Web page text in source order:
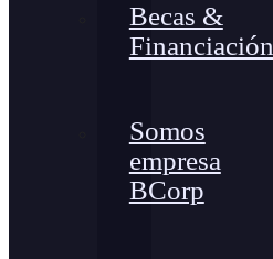
Becas &
Financiación
Somos
empresa
BCorp